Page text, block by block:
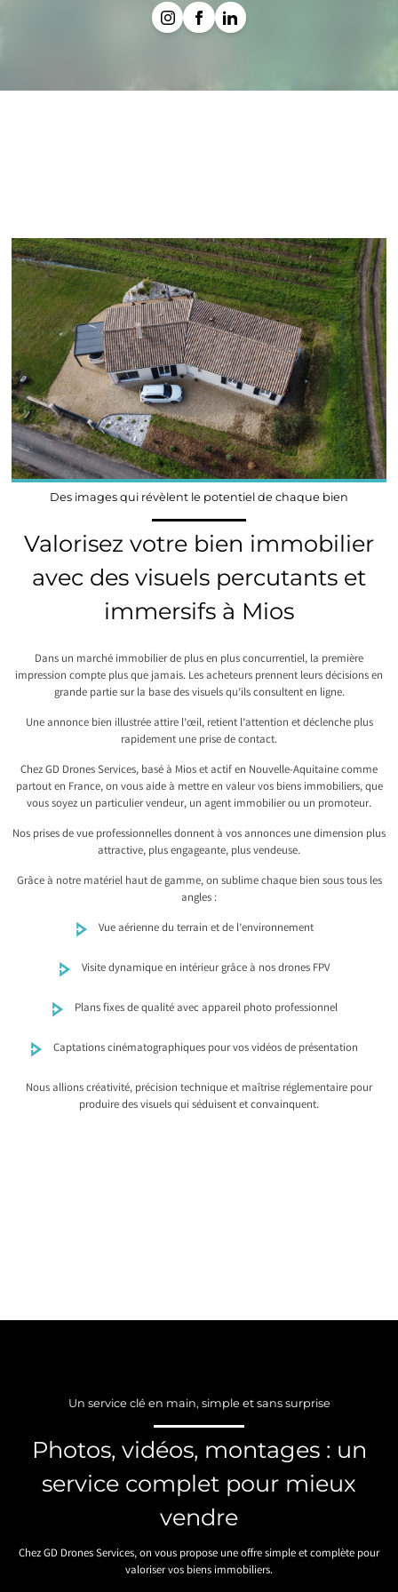
Des images qui révèlent le potentiel de chaque bien
Valorisez votre bien immobilier
avec des visuels percutants et
immersifs à Mios
Dans un marché immobilier de plus en plus concurrentiel, la première
impression compte plus que jamais. Les acheteurs prennent leurs décisions en
grande partie sur la base des visuels qu’ils consultent en ligne.
Une annonce bien illustrée attire l’œil, retient l’attention et déclenche plus
rapidement une prise de contact.
Chez GD Drones Services, basé à Mios et actif en Nouvelle-Aquitaine comme
partout en France, on vous aide à mettre en valeur vos biens immobiliers, que
vous soyez un particulier vendeur, un agent immobilier ou un promoteur.
Nos prises de vue professionnelles donnent à vos annonces une dimension plus
attractive, plus engageante, plus vendeuse.
Grâce à notre matériel haut de gamme, on sublime chaque bien sous tous les
angles :
Vue aérienne du terrain et de l’environnement
Visite dynamique en intérieur grâce à nos drones FPV
Plans fixes de qualité avec appareil photo professionnel
Captations cinématographiques pour vos vidéos de présentation
Nous allions créativité, précision technique et maîtrise réglementaire pour
produire des visuels qui séduisent et convainquent.
Un service clé en main, simple et sans surprise
Photos, vidéos, montages : un
service complet pour mieux
vendre
Chez GD Drones Services, on vous propose une offre simple et complète pour
valoriser vos biens immobiliers.